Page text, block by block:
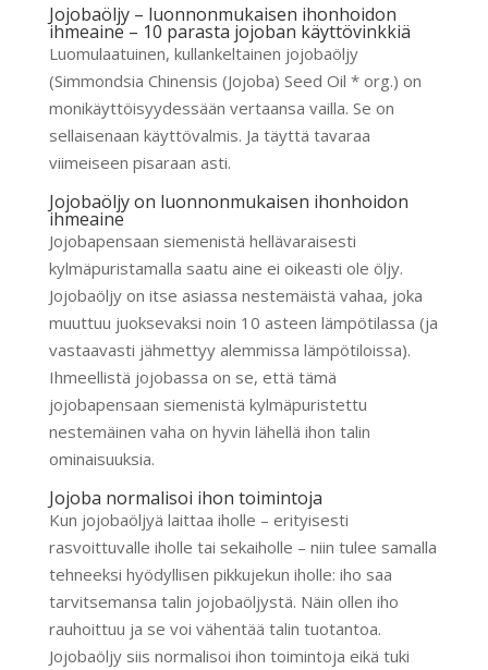
Jojobaöljy – luonnonmukaisen ihonhoidon
ihmeaine – 10 parasta jojoban käyttövinkkiä
Luomulaatuinen, kullankeltainen jojobaöljy
(Simmondsia Chinensis (Jojoba) Seed Oil * org.) on
monikäyttöisyydessään vertaansa vailla. Se on
sellaisenaan käyttövalmis. Ja täyttä tavaraa
viimeiseen pisaraan asti.
Jojobaöljy on luonnonmukaisen ihonhoidon
ihmeaine
Jojobapensaan siemenistä hellävaraisesti
kylmäpuristamalla saatu aine ei oikeasti ole öljy.
Jojobaöljy on itse asiassa nestemäistä vahaa, joka
muuttuu juoksevaksi noin 10 asteen lämpötilassa (ja
vastaavasti jähmettyy alemmissa lämpötiloissa).
Ihmeellistä jojobassa on se, että tämä
jojobapensaan siemenistä kylmäpuristettu
nestemäinen vaha on hyvin lähellä ihon talin
ominaisuuksia.
Jojoba normalisoi ihon toimintoja
Kun jojobaöljyä laittaa iholle – erityisesti
rasvoittuvalle iholle tai sekaiholle – niin tulee samalla
tehneeksi hyödyllisen pikkujekun iholle: iho saa
tarvitsemansa talin jojobaöljystä. Näin ollen iho
rauhoittuu ja se voi vähentää talin tuotantoa.
Jojobaöljy siis normalisoi ihon toimintoja eikä tuki